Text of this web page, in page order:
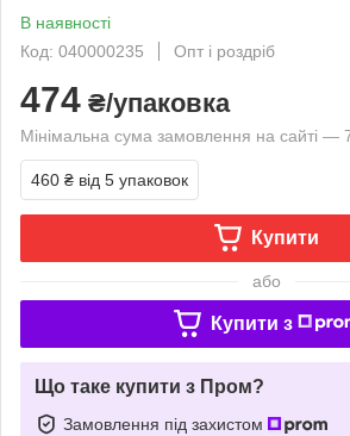
В наявності
Код: 040000235
Опт і роздріб
474 ₴/упаковка
Мінімальна сума замовлення на сайті —
460 ₴ від 5 упаковок
Купити
або
Купити з
Що таке купити з Пром?
Замовлення під захистом